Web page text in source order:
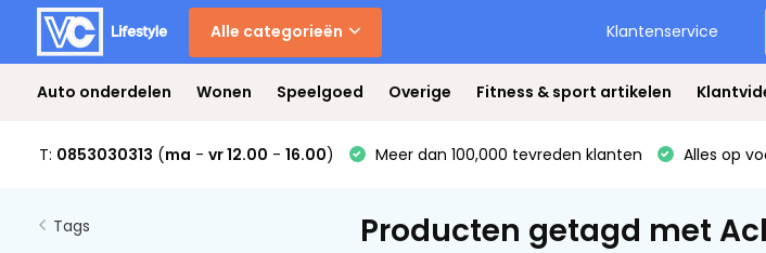
Alle categorieën Klantenservice
Auto onderdelen Wonen Speelgoed Overige Fitness & sport artikelen
T: 0853030313 (ma - vr 12.00 - 16.00) Meer dan 100,000 tevreden klanten Alles op
Tags
Producten getagd met